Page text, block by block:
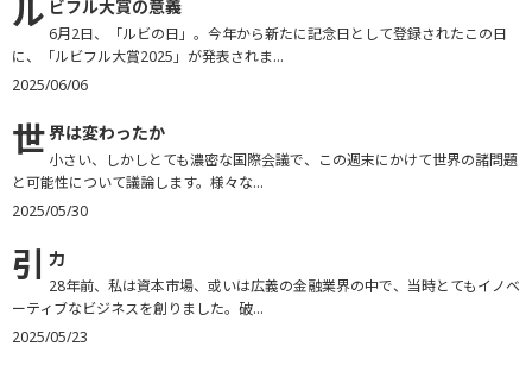
ル ビフル大賞の意義
6月2日、「ルビの日」。今年から新たに記念日として登録されたこの日
に、「ルビフル大賞2025」が発表されま...
2025/06/06
世界は変わったか
小さい、しかしとても濃密な国際会議で、この週末にかけて世界の諸問題
と可能性について議論します。様々な...
2025/05/30
引 力
28年前、私は資本市場、或いは広義の金融業界の中で、当時とてもイノベ
ーティブなビジネスを創りました。破...
2025/05/23